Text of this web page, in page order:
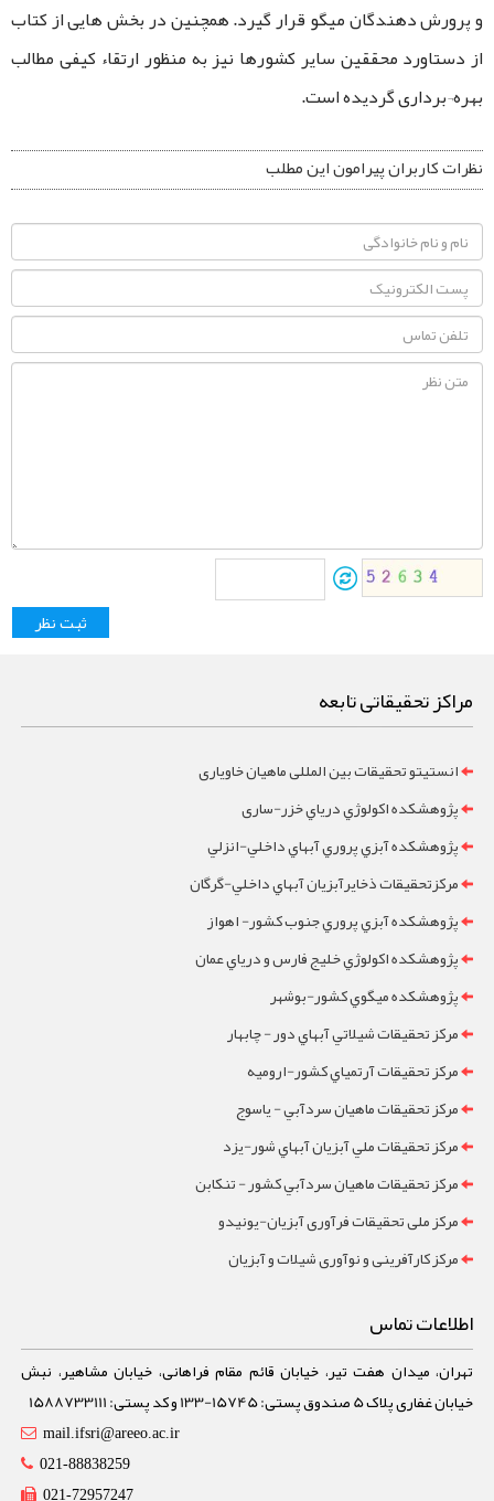
و پرورش دهندگان میگو قرار گیرد. همچنین در بخش هایی از کتاب
از دستاورد محققین سایر کشورها نیز به منظور ارتقاء کیفی مطالب
بهره¬برداری گردیده است.
نظرات کاربران پیرامون این مطلب
مراکز تحقیقاتی تابعه
انستیتو تحقیقات بین المللی ماهیان خاویاری
پژوهشکده اکولوژي درياي خزر-ساری
پژوهشکده آبزي پروري آبهاي داخلي-انزلي
مرکزتحقيقات ذخايرآبزيان آبهاي داخلي-گرگان
پژوهشکده آبزي پروري جنوب کشور- اهواز
پژوهشکده اکولوژي خليج فارس و درياي عمان
پژوهشکده ميگوي کشور-بوشهر
مرکز تحقيقات شيلاتي آبهاي دور - چابهار
مرکز تحقيقات آرتمياي کشور-ارومیه
مرکز تحقيقات ماهيان سردآبي - ياسوج
مرکز تحقيقات ملي آبزيان آبهاي شور-یزد
مرکز تحقيقات ماهيان سردآبي کشور - تنکابن
مرکز ملی تحقیقات فرآوری آبزیان-یونیدو
مرکز کارآفرینی و نوآوری شیلات و آبزیان
اطلاعات تماس
تهران، میدان هفت تیر، خیابان قائم مقام فراهانی، خیابان مشاهیر، نبش
خیابان غفاری پلاک 5 صندوق پستی: 15745-133 و کد پستی: 1588733111
mail.ifsri@areeo.ac.ir
021-88838259
021-72957247